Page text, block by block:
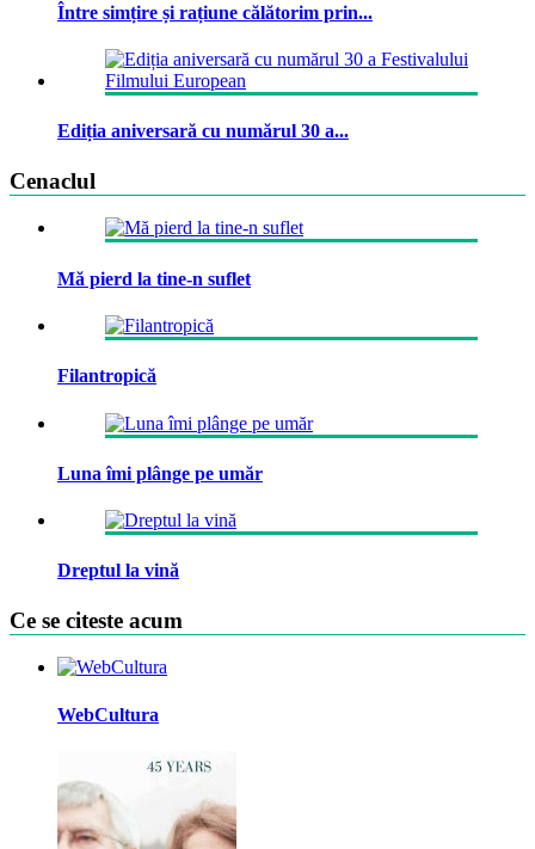
Între simțire și rațiune călătorim prin...
Ediția aniversară cu numărul 30 a...
Cenaclul
Mă pierd la tine-n suflet
Filantropică
Luna îmi plânge pe umăr
Dreptul la vină
Ce se citeste acum
WebCultura